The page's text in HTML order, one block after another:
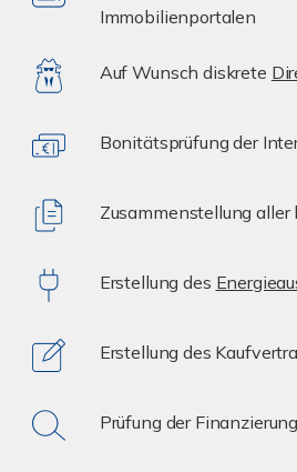
Immobilienportalen
Auf Wunsch diskrete
Bonitätsprüfung der
Zusammenstellung
Erstellung des
Erstellung des
Prüfung der